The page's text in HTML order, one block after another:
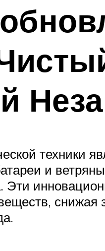
техники
и
Эти
снижая